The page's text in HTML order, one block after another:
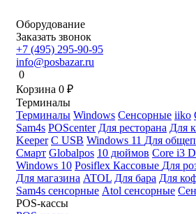
Оборудование
Заказать звонок
+7 (495) 295-90-95
info@posbazar.ru
0
Корзина 0 ₽
Терминалы
Терминалы Windows Сенсорные iiko
Sam4s POScenter Для ресторана Для
Keeper С USB Windows 11 Для
Смарт Globalpos 10 дюймов Core i3
Windows 10 Posiflex Кассовые Для
Для магазина ATOL Для бара Для
Sam4s сенсорные Atol сенсорные
POS-кассы